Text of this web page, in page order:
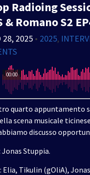
Radioing
& Romano S2
28, 2025 • 2025,
00:00
quarto appuntamento
scena musicale
discusso
Jonas Stuppia.
Elia, Tikulin (gOliA),